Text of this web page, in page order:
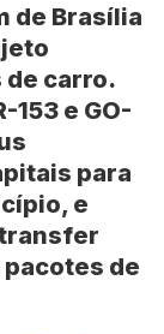
de Brasília
de carro.
153 e GO-
para
e
de